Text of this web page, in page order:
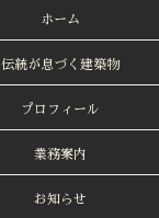
ホーム
伝統が息づく建築物
プロフィール
業務案内
お知らせ